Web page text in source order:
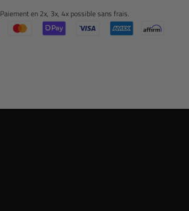
Paiement en 2x, 3x, 4x possible sans frais.